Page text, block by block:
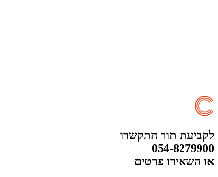
לקביעת תור התקשרו
054-8279900
או השאירו פרטים